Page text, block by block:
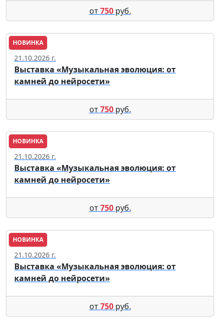
от750руб.
НОВИНКА
Москва
21.10.2026 г.
Выставка «Музыкальная эволюция: от
камней до нейросети»
от750руб.
НОВИНКА
Москва
21.10.2026 г.
Выставка «Музыкальная эволюция: от
камней до нейросети»
от750руб.
НОВИНКА
Москва
21.10.2026 г.
Выставка «Музыкальная эволюция: от
камней до нейросети»
от750руб.